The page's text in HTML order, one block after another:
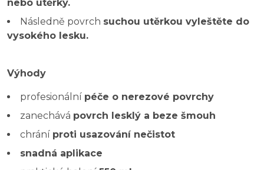
nebo utěrky.
Následně povrch suchou utěrkou vyleštěte do
vysokého lesku.
Výhody
profesionální péče o nerezové povrchy
zanechává povrch lesklý a beze šmouh
chrání proti usazování nečistot
snadná aplikace